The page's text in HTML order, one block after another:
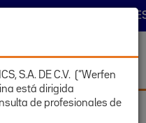
INICIAR
S.A. DE C.V. (“Werfen
está dirigida
de profesionales de